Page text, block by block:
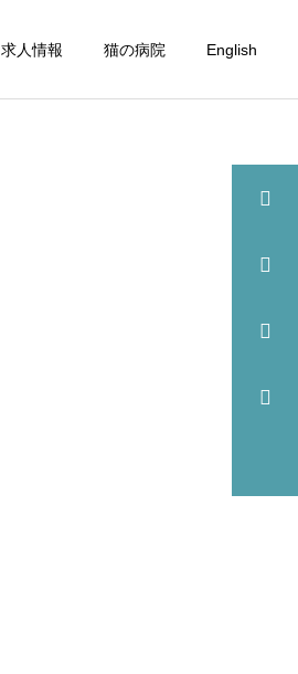
求人情報 猫の病院 English